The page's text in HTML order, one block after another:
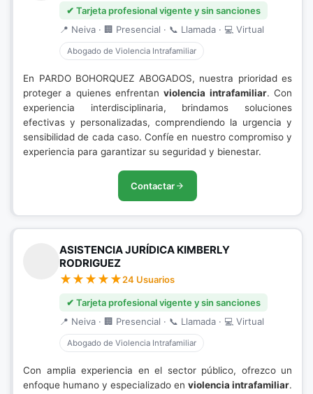
✔ Tarjeta profesional vigente y sin sanciones
📍 Neiva · 🏢 Presencial · 📞 Llamada · 💻 Virtual
Abogado de Violencia Intrafamiliar
En PARDO BOHORQUEZ ABOGADOS, nuestra prioridad es
proteger a quienes enfrentanviolencia intrafamiliar. Con
experiencia interdisciplinaria, brindamos soluciones
efectivas y personalizadas, comprendiendo la urgencia y
sensibilidad de cada caso. Confíe en nuestro compromiso y
experiencia para garantizar su seguridad y bienestar.
Contactar
ASISTENCIA JURÍDICA KIMBERLY
RODRIGUEZ
24 Usuarios
✔ Tarjeta profesional vigente y sin sanciones
📍 Neiva · 🏢 Presencial · 📞 Llamada · 💻 Virtual
Abogado de Violencia Intrafamiliar
Con amplia experiencia en el sector público, ofrezco un
enfoque humano y especializado en violencia intrafamiliar.